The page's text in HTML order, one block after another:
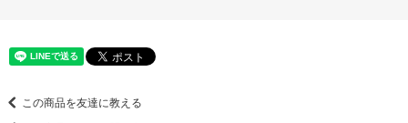
この商品を友達に教える